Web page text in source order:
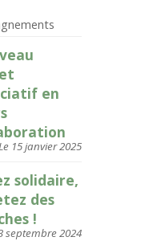
en
15 janvier 2025
solidaire,
des
!
septembre 2024